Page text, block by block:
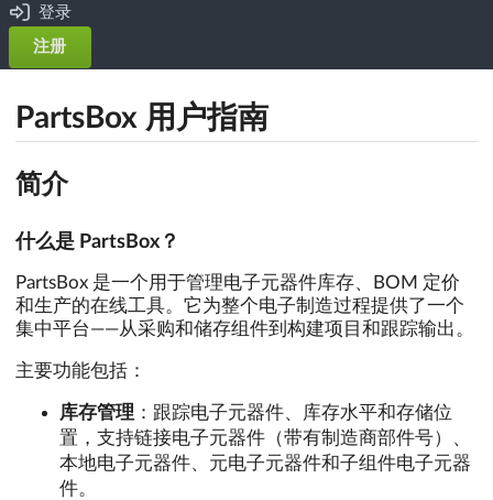
登录
注册
PartsBox 用户指南
简介
什么是 PartsBox？
PartsBox 是一个用于管理电子元器件库存、BOM 定价
和生产的在线工具。它为整个电子制造过程提供了一个
集中平台——从采购和储存组件到构建项目和跟踪输出。
主要功能包括：
库存管理 ：跟踪电子元器件、库存水平和存储位
置，支持链接电子元器件（带有制造商部件号）、
本地电子元器件、元电子元器件和子组件电子元器
件。